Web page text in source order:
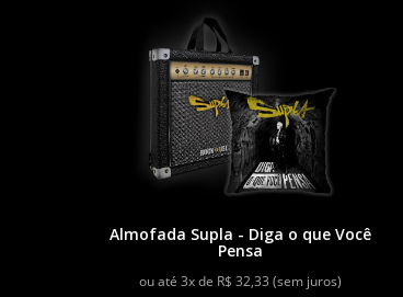
Almofada Supla - Diga o que Você
Pensa
ou até 3x de R$ 32,33 (sem juros)